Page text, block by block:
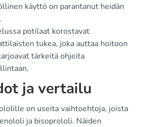
käyttö on parantanut heidän
potilaat korostavat
tukea, joka auttaa hoitoon
tärkeitä ohjeita
ja vertailu
on useita vaihtoehtoja, joista
ja bisoprololi. Näiden